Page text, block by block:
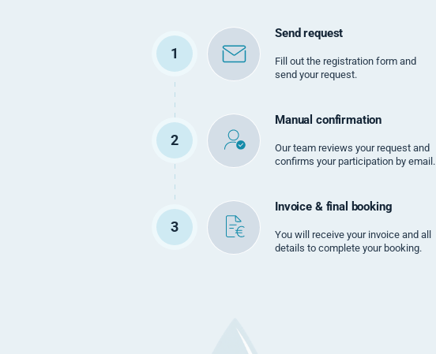
1
Send request
Fill out the registration form and
send your request.
2
Manual confirmation
Our team reviews your request and
confirms your participation by email.
3
Invoice & final booking
You will receive your invoice and all
details to complete your booking.